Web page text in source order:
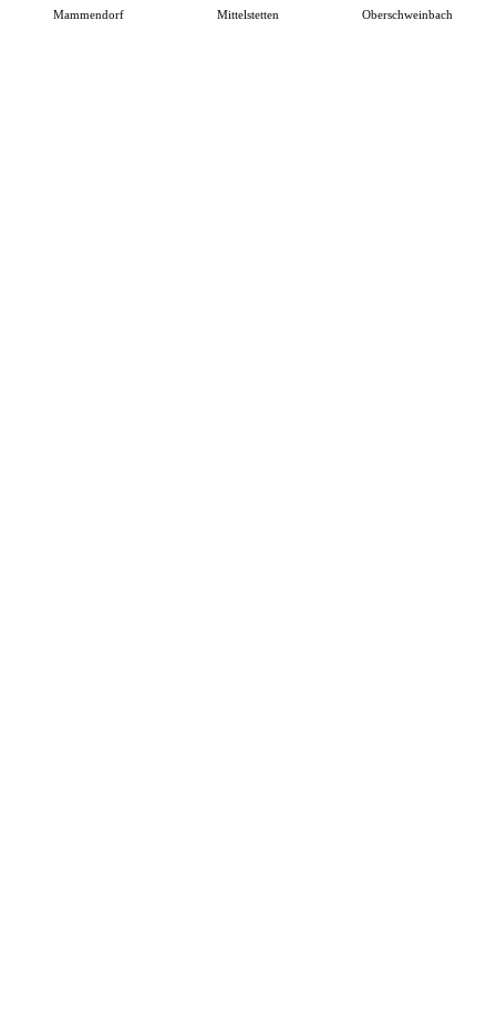
Mammendorf Mittelstetten Oberschweinbach